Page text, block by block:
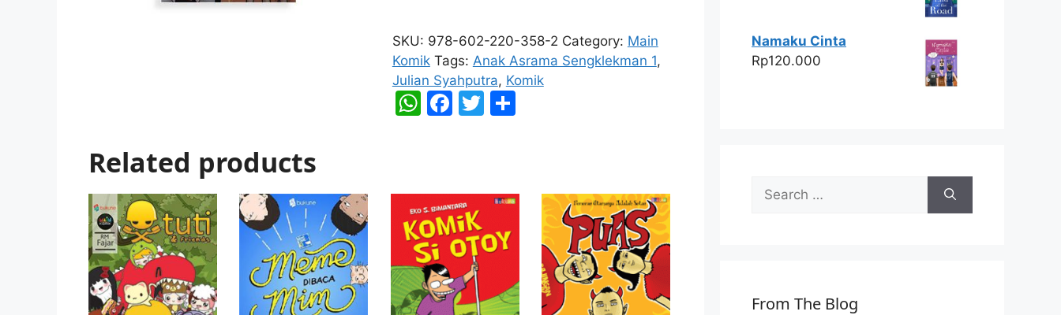
Asrama
Sengklekman
1
quantity
SKU: 978-602-220-358-2 Category: Main
Komik Tags: Anak Asrama Sengklekman 1,
Julian Syahputra, Komik
W
A
p
p
F
b
o
o
k
T S
Related products
Namaku Cinta
Rp120.000
Search
for:
From The Blog